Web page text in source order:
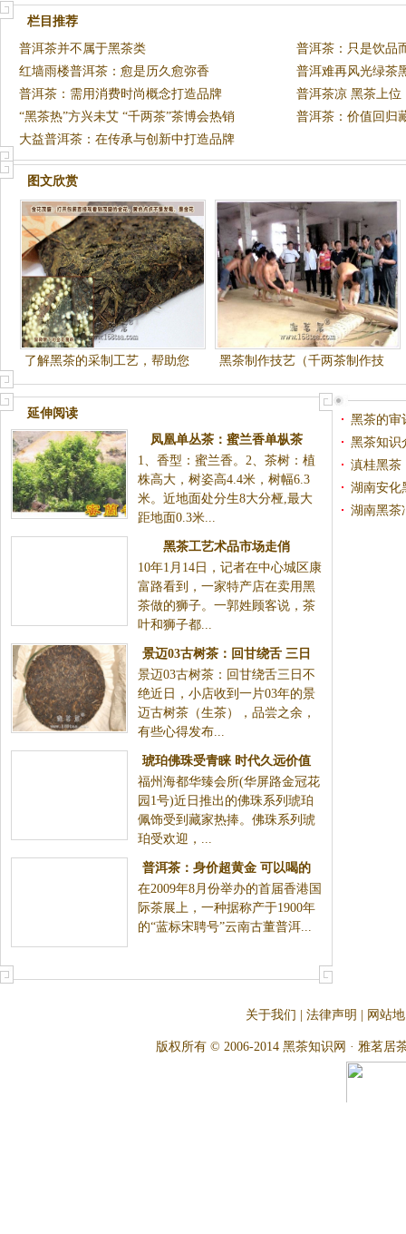
栏目推荐
普洱茶并不属于黑茶类
普洱茶：只是饮品
红墙雨楼普洱茶：愈是历久愈弥香
普洱难再风光绿茶
普洱茶：需用消费时尚概念打造品牌
普洱茶凉 黑茶上位
“黑茶热”方兴未艾 “千两茶”茶博会热销
普洱茶：价值回归
大益普洱茶：在传承与创新中打造品牌
图文欣赏
了解黑茶的采制工艺，帮助您
认识和收藏黑茶
黑茶制作技艺（千两茶制作技
艺）
延伸阅读
凤凰单丛茶：蜜兰香单枞茶
1、香型：蜜兰香。2、茶树：植
株高大，树姿高4.4米，树幅6.3
米。近地面处分生8大分桠,最大
距地面0.3米...
黑茶工艺术品市场走俏
10年1月14日，记者在中心城区康
富路看到，一家特产店在卖用黑
茶做的狮子。一郭姓顾客说，茶
叶和狮子都...
景迈03古树茶：回甘绕舌 三日
不绝
景迈03古树茶：回甘绕舌三日不
绝近日，小店收到一片03年的景
迈古树茶（生茶），品尝之余，
有些心得发布...
琥珀佛珠受青睐 时代久远价值
高
福州海都华臻会所(华屏路金冠花
园1号)近日推出的佛珠系列琥珀
佩饰受到藏家热捧。佛珠系列琥
珀受欢迎，...
普洱茶：身价超黄金 可以喝的
古董
在2009年8月份举办的首届香港国
际茶展上，一种据称产于1900年
的“蓝标宋聘号”云南古董普洱...
黑茶的审
黑茶知识
滇桂黑茶
湖南安化
湖南黑茶
关于我们 法律声明 网站
版权所有 © 2006-2014 黑茶知识网 · 雅茗居